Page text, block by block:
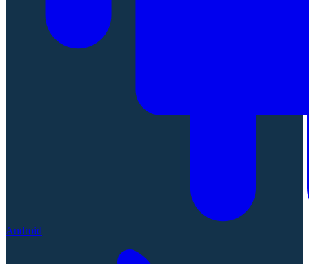
Android